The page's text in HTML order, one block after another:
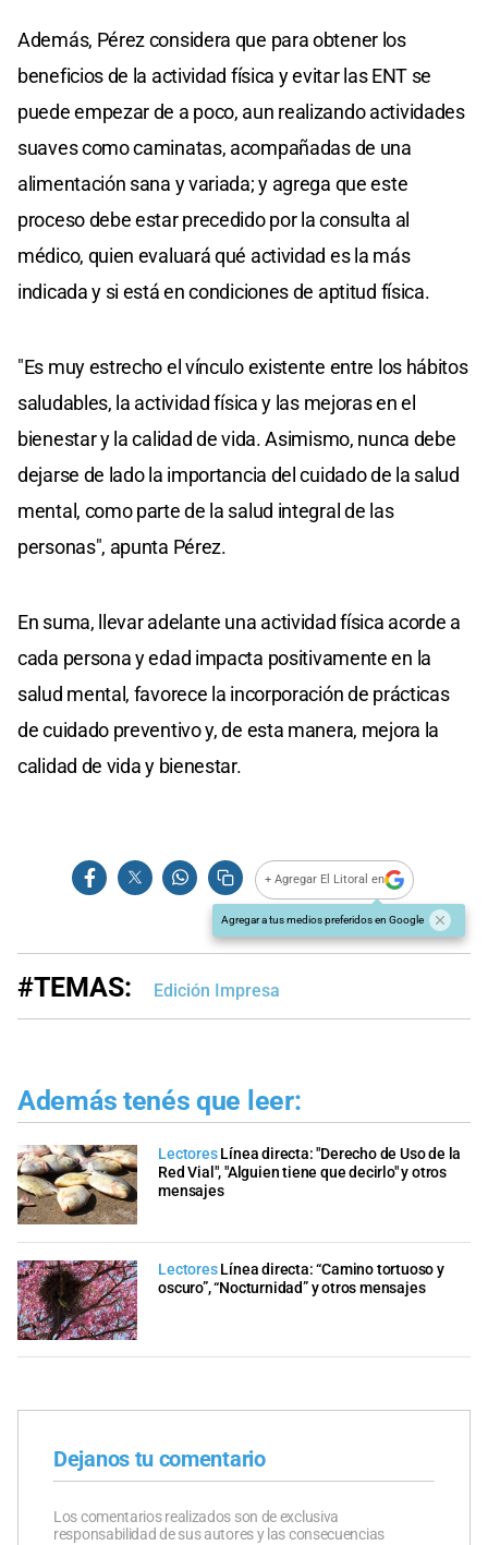
Además, Pérez considera que para obtener los
beneficios de la actividad física y evitar las ENT se
puede empezar de a poco, aun realizando actividades
suaves como caminatas, acompañadas de una
alimentación sana y variada; y agrega que este
proceso debe estar precedido por la consulta al
médico, quien evaluará qué actividad es la más
indicada y si está en condiciones de aptitud física.
"Es muy estrecho el vínculo existente entre los hábitos
saludables, la actividad física y las mejoras en el
bienestar y la calidad de vida. Asimismo, nunca debe
dejarse de lado la importancia del cuidado de la salud
mental, como parte de la salud integral de las
personas", apunta Pérez.
En suma, llevar adelante una actividad física acorde a
cada persona y edad impacta positivamente en la
salud mental, favorece la incorporación de prácticas
de cuidado preventivo y, de esta manera, mejora la
calidad de vida y bienestar.
+ Agregar El Litoral en
Agregar a tus medios preferidos en Google
#TEMAS: Edición Impresa
Además tenés que leer:
Lectores Línea directa: "Derecho de Uso de la
Red Vial", "Alguien tiene que decirlo" y otros
mensajes
Lectores Línea directa: “Camino tortuoso y
oscuro”, “Nocturnidad” y otros mensajes
Dejanos tu comentario
Los comentarios realizados son de exclusiva
responsabilidad de sus autores y las consecuencias